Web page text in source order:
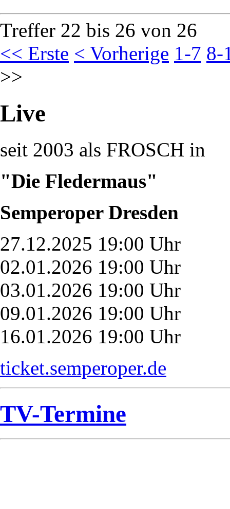
Treffer 22 bis 26 von 26
<< Erste < Vorherige 1-7 8-
>>
Live
seit 2003 als FROSCH in
"Die Fledermaus"
Semperoper Dresden
27.12.2025 19:00 Uhr
02.01.2026 19:00 Uhr
03.01.2026 19:00 Uhr
09.01.2026 19:00 Uhr
16.01.2026 19:00 Uhr
ticket.semperoper.de
TV-Termine